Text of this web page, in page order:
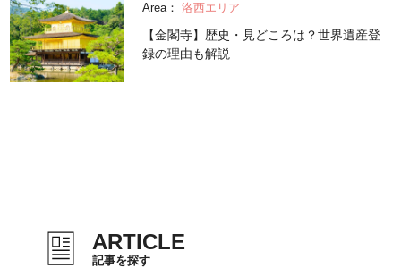
Area： 洛西エリア
【金閣寺】歴史・見どころは？世界遺産登
録の理由も解説
ARTICLE
記事を探す